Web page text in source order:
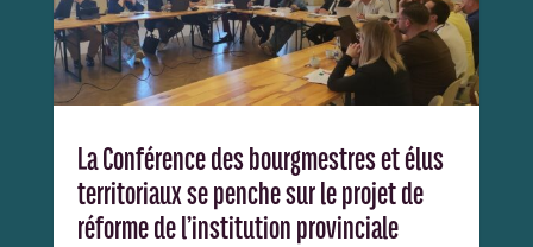
La Conférence des bourgmestres et élus
territoriaux se penche sur le projet de
réforme de l’institution provinciale